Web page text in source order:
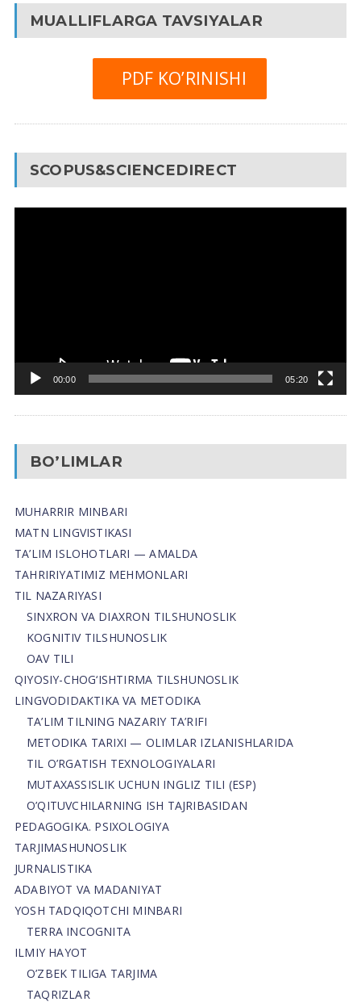
MUALLIFLARGA TAVSIYALAR
PDF KO’RINISHI
SCOPUS&SCIENCEDIRECT
00:00 05:20
BO’LIMLAR
MUHARRIR MINBARI
MATN LINGVISTIKASI
TA’LIM ISLOHOTLARI — AMALDA
TAHRIRIYATIMIZ MEHMONLARI
TIL NAZARIYASI
SINXRON VA DIAXRON TILSHUNOSLIK
KOGNITIV TILSHUNOSLIK
OAV TILI
QIYOSIY-CHOG‘ISHTIRMA TILSHUNOSLIK
LINGVODIDAKTIKA VA METODIKA
TA’LIM TILNING NAZARIY TA’RIFI
METODIKA TARIXI — OLIMLAR IZLANISHLARIDA
TIL O’RGATISH TEXNOLOGIYALARI
MUTAXASSISLIK UCHUN INGLIZ TILI (ESP)
O’QITUVCHILARNING ISH TAJRIBASIDAN
PEDAGOGIKA. PSIXOLOGIYA
TARJIMASHUNOSLIK
JURNALISTIKA
ADABIYOT VA MADANIYAT
YOSH TADQIQOTCHI MINBARI
TERRA INCOGNITA
ILMIY HAYOT
O’ZBEK TILIGA TARJIMA
TAQRIZLAR